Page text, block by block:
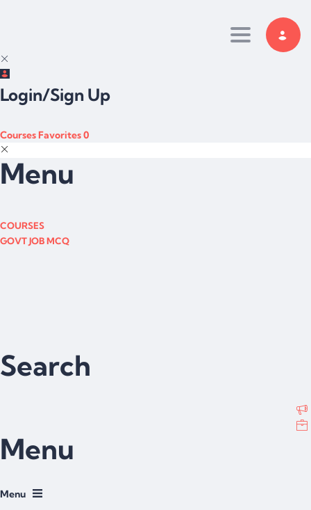
Toggle
Login/Sign Up
CoursesFavorites0
Menu
COURSES
GOVT JOB MCQ
Search
Menu